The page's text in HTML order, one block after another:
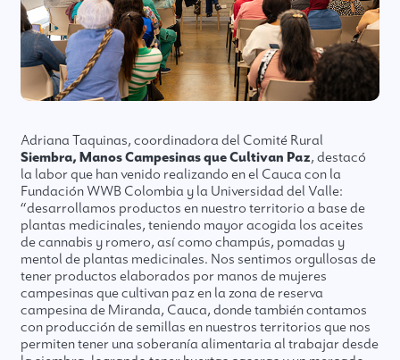
Adriana Taquinas, coordinadora del Comité Rural
Siembra, Manos Campesinas que Cultivan Paz, destacó
la labor que han venido realizando en el Cauca con la
Fundación WWB Colombia y la Universidad del Valle:
“desarrollamos productos en nuestro territorio a base de
plantas medicinales, teniendo mayor acogida los aceites
de cannabis y romero, así como champús, pomadas y
mentol de plantas medicinales. Nos sentimos orgullosas de
tener productos elaborados por manos de mujeres
campesinas que cultivan paz en la zona de reserva
campesina de Miranda, Cauca, donde también contamos
con producción de semillas en nuestros territorios que nos
permiten tener una soberanía alimentaria al trabajar desde